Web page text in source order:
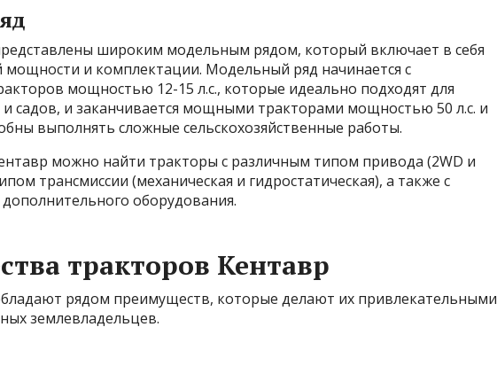
широким модельным рядом, который включает в себя
мощности и комплектации. Модельный ряд начинается с
мощностью 12-15 л.с., которые идеально подходят для
и садов, и заканчивается мощными тракторами мощностью 50 л.с. и
выполнять сложные сельскохозяйственные работы.
можно найти тракторы с различным типом привода (2WD и
трансмиссии (механическая и гидростатическая), а также с
оборудования.
тракторов Кентавр
рядом преимуществ, которые делают их привлекательными
землевладельцев.